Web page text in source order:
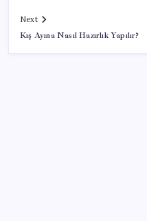
Next
Kış Ayına Nasıl Hazırlık Yapılır?